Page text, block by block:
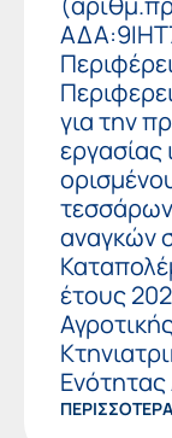
για την
εργασίας
αναγκών
έτους
ΠΕΡΙΣΣΟΤΕΡΑ